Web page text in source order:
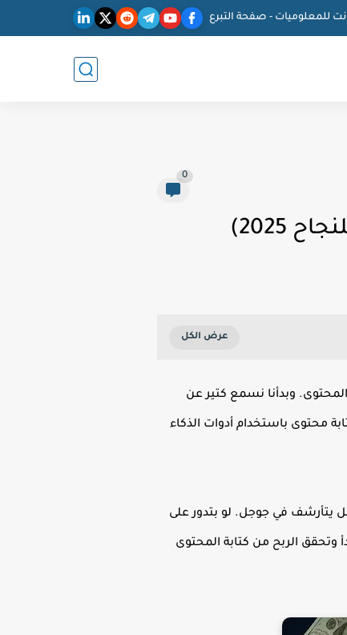
نت للمعلوميات - صفحة التبرع
0
2025)
المحتوى. وبدأنا نسمع كتير عن
محتوى باستخدام أدوات الذكاء
يتأرشف في جوجل. لو بتدور على
وتحقق الربح من كتابة المحتوى